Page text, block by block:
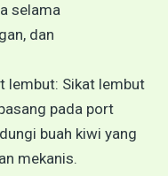
selama
dan
lembut: Sikat lembut
pada port
buah kiwi yang
mekanis.